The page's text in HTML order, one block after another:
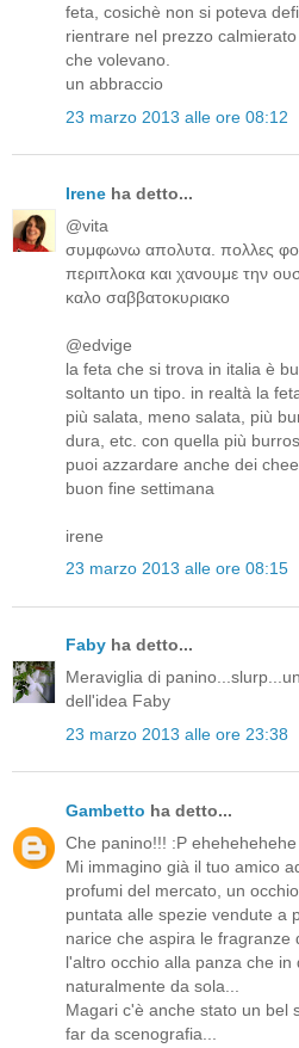
feta, cosichè non si poteva
rientrare nel prezzo
che volevano.
un abbraccio
23 marzo 2013 alle ore 08:12
Irene ha detto...
@vita
συμφωνω απολυτα. πολλες
περιπλοκα και χανουμε την
καλο σαββατοκυριακο
@edvige
la feta che si trova in italia è
soltanto un tipo. in realtà la
più salata, meno salata, più
dura, etc. con quella più
puoi azzardare anche dei
buon fine settimana
irene
23 marzo 2013 alle ore 08:15
Faby ha detto...
Meraviglia di
dell'idea Faby
23 marzo 2013 alle ore 23:38
Gambetto ha detto...
Che panino!!! :P ehehehehehe
Mi immagino già il tuo amico
profumi del mercato, un
puntata alle spezie vendute a
narice che aspira le fragranze
l'altro occhio alla panza che in
naturalmente da sola...
Magari c'è anche stato un bel
far da scenografia...